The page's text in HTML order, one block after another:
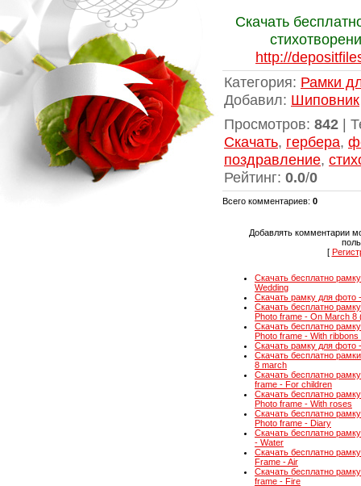
Скачать
http://
Категория: Рамки
Добавил: Шиповник
Просмотров: 842 |
Скачать, гербера,
поздравление,
Рейтинг: 0.0/0
Всего комментариев: 0
Добавлять комментарии
[
Скачать бесплатно
Wedding
Скачать рамку для фото
Скачать бесплатно
Photo frame - On March 8
Скачать бесплатно
Photo frame - With
Скачать рамку для фото
Скачать бесплатно
8 march
Скачать бесплатно
frame - For children
Скачать бесплатно
Photo frame - With roses
Скачать бесплатно
Photo frame - Diary
Скачать бесплатно
- Water
Скачать бесплатно
Frame - Air
Скачать бесплатно
frame - Fire